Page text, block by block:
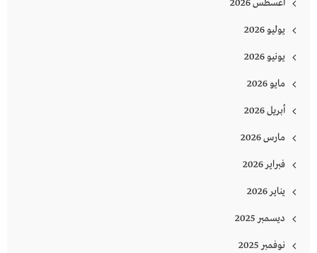
أغسطس 2026
يوليو 2026
يونيو 2026
مايو 2026
أبريل 2026
مارس 2026
فبراير 2026
يناير 2026
ديسمبر 2025
نوفمبر 2025